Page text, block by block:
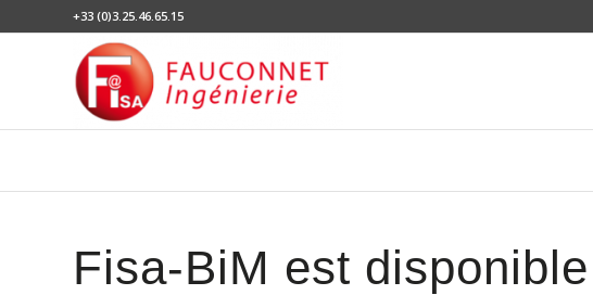
+33 (0)3.25.46.65.15
Fisa-BiM est disponible